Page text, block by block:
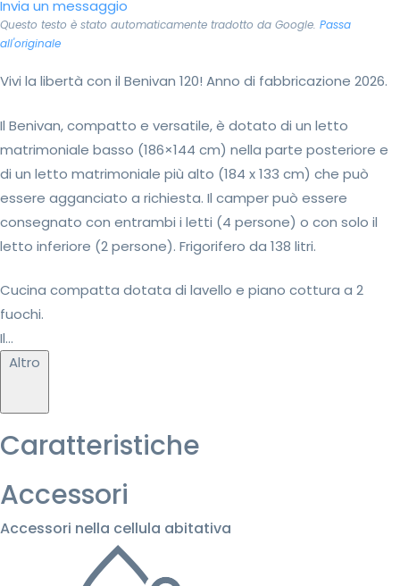
Invia un messaggio
Questo testo è stato automaticamente tradotto da Google. Passa
all'originale
Vivi la libertà con il Benivan 120! Anno di fabbricazione 2026.
Il Benivan, compatto e versatile, è dotato di un letto
matrimoniale basso (186×144 cm) nella parte posteriore e
di un letto matrimoniale più alto (184 x 133 cm) che può
essere agganciato a richiesta. Il camper può essere
consegnato con entrambi i letti (4 persone) o con solo il
letto inferiore (2 persone). Frigorifero da 138 litri.
Cucina compatta dotata di lavello e piano cottura a 2
fuochi.
Il...
Altro
Caratteristiche
Accessori
Accessori nella cellula abitativa